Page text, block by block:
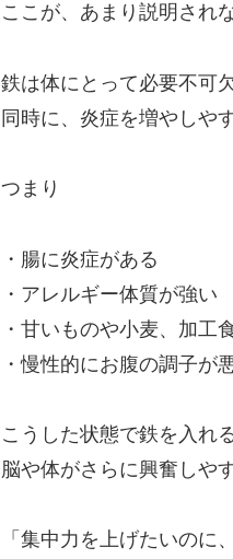
ここが、あまり説明され
鉄は体にとって必要不可
同時に、炎症を増やしや
つまり
・腸に炎症がある
・アレルギー体質が強い
・甘いものや小麦、加工
・慢性的にお腹の調子が
こうした状態で鉄を入れ
脳や体がさらに興奮しや
「集中力を上げたいのに